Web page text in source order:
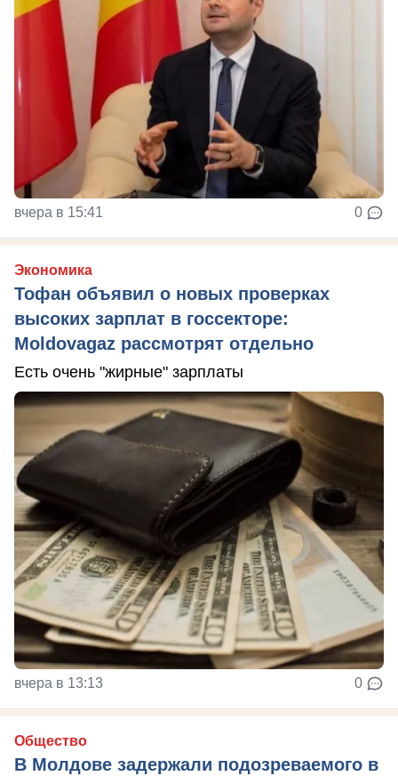
вчера в 15:41 0
Экономика
Тофан объявил о новых проверках
высоких зарплат в госсекторе:
Moldovagaz рассмотрят отдельно
Есть очень "жирные" зарплаты
вчера в 13:13 0
Общество
В Молдове задержали подозреваемого в